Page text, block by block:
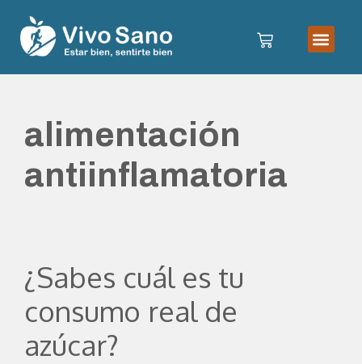
alimentación
antiinflamatoria
¿Sabes cuál es tu
consumo real de
azúcar?